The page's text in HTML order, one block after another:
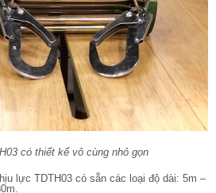
có thiết kế vô cùng nhỏ gọn
lực TDTH03 có sẵn các loại độ dài: 5m –